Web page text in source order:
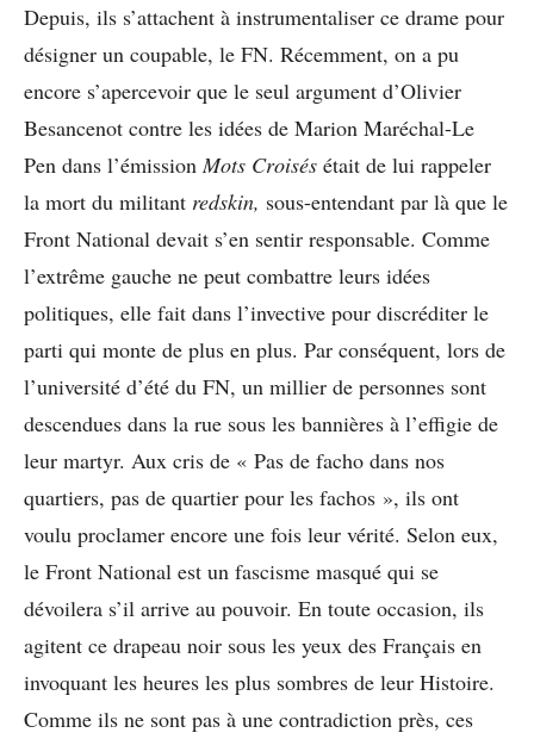
Depuis, ils s’attachent à instrumentaliser ce drame pour
désigner un coupable, le FN. Récemment, on a pu
encore s’apercevoir que le seul argument d’Olivier
Besancenot contre les idées de Marion Maréchal-Le
Pen dans l’émission Mots Croisés était de lui rappeler
la mort du militant redskin, sous-entendant par là que le
Front National devait s’en sentir responsable. Comme
l’extrême gauche ne peut combattre leurs idées
politiques, elle fait dans l’invective pour discréditer le
parti qui monte de plus en plus. Par conséquent, lors de
l’université d’été du FN, un millier de personnes sont
descendues dans la rue sous les bannières à l’effigie de
leur martyr. Aux cris de « Pas de facho dans nos
quartiers, pas de quartier pour les fachos », ils ont
voulu proclamer encore une fois leur vérité. Selon eux,
le Front National est un fascisme masqué qui se
dévoilera s’il arrive au pouvoir. En toute occasion, ils
agitent ce drapeau noir sous les yeux des Français en
invoquant les heures les plus sombres de leur Histoire.
Comme ils ne sont pas à une contradiction près, ces